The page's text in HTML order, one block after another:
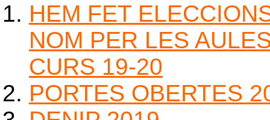
HEM FET
NOM PER LES
CURS 19-20
PORTES OBERTES